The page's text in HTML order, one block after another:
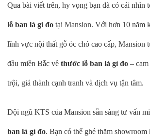
Qua bài viết trên, hy vọng bạn đã có cái nhìn
lỗ ban là gì đo tại Mansion. Với hơn 10 năm
lĩnh vực nội thất gỗ óc chó cao cấp, Mansion
đầu miền Bắc về thước lỗ ban là gì đo –
trội, giá thành cạnh tranh và dịch vụ tận tâm.
Đội ngũ KTS của Mansion sẵn sàng tư vấn
ban là gì đo. Bạn có thể ghé thăm